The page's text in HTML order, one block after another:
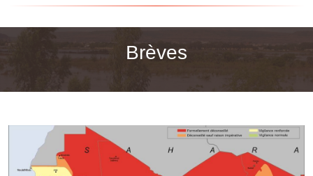
Brèves